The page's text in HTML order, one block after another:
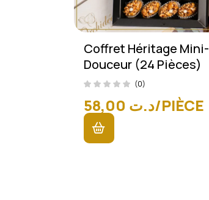
Coffret Héritage Mini-
Douceur (24 Pièces)
(0)
د.ت/PIÈCE